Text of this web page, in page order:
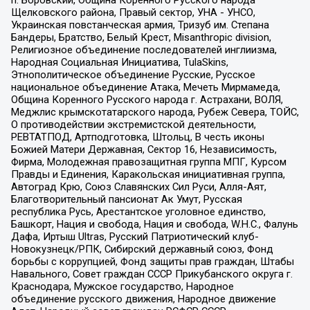
Щелковского района, Правый сектор, УНА - УНСО,
Украинская повстанческая армия, Тризуб им. Степана
Бандеры, Братство, Белый Крест, Misanthropic division,
Религиозное объединение последователей инглиизма,
Народная Социальная Инициатива, TulaSkins,
Этнополитическое объединение Русские, Русское
национальное объединение Атака, Мечеть Мирмамеда,
Община Коренного Русского народа г. Астрахани, ВОЛЯ,
Меджлис крымскотатарского народа, Рубеж Севера, ТОЙС,
О противодействии экстремистской деятельности,
РЕВТАТПОД, Артподготовка, Штольц, В честь иконы
Божией Матери Державная, Сектор 16, Независимость,
Фирма, Молодежная правозащитная группа МПГ, Курсом
Правды и Единения, Каракольская инициативная группа,
Автоград Крю, Союз Славянских Сил Руси, Алля-Аят,
Благотворительный пансионат Ак Умут, Русская
республика Русь, Арестантское уголовное единство,
Башкорт, Нация и свобода, Нация и свобода, W.H.С., Фалунь
Дафа, Иртыш Ultras, Русский Патриотический клуб-
Новокузнецк/РПК, Сибирский державный союз, Фонд
борьбы с коррупцией, Фонд защиты прав граждан, Штабы
Навального, Совет граждан СССР Прикубанского округа г.
Краснодара, Мужское государство, Народное
объединение русского движения, Народное движение